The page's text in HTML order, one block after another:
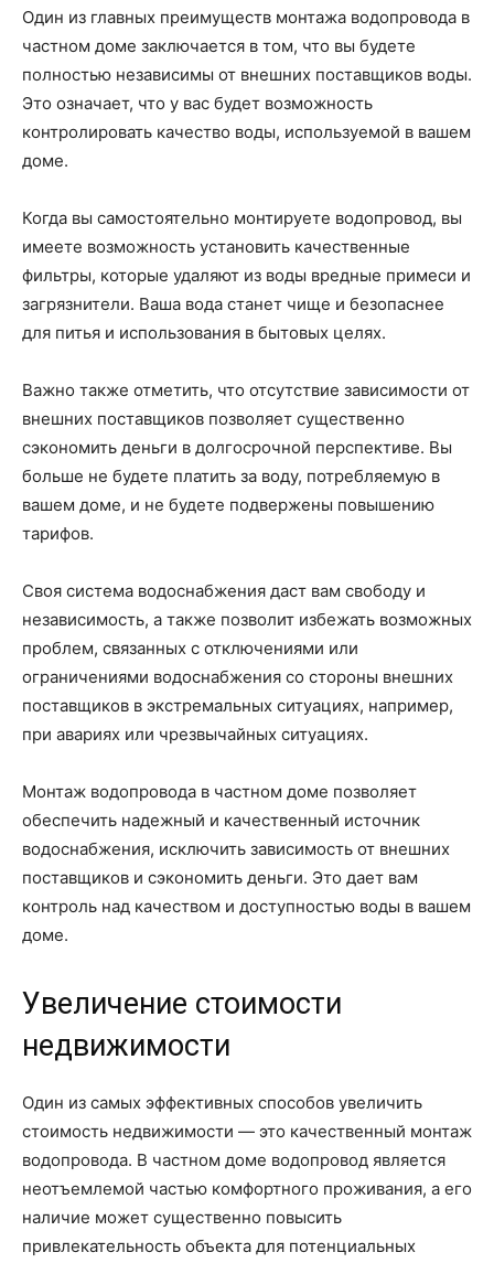
Один из главных преимуществ монтажа водопровода в
частном доме заключается в том, что вы будете
полностью независимы от внешних поставщиков воды.
Это означает, что у вас будет возможность
контролировать качество воды, используемой в вашем
доме.
Когда вы самостоятельно монтируете водопровод, вы
имеете возможность установить качественные
фильтры, которые удаляют из воды вредные примеси и
загрязнители. Ваша вода станет чище и безопаснее
для питья и использования в бытовых целях.
Важно также отметить, что отсутствие зависимости от
внешних поставщиков позволяет существенно
сэкономить деньги в долгосрочной перспективе. Вы
больше не будете платить за воду, потребляемую в
вашем доме, и не будете подвержены повышению
тарифов.
Своя система водоснабжения даст вам свободу и
независимость, а также позволит избежать возможных
проблем, связанных с отключениями или
ограничениями водоснабжения со стороны внешних
поставщиков в экстремальных ситуациях, например,
при авариях или чрезвычайных ситуациях.
Монтаж водопровода в частном доме позволяет
обеспечить надежный и качественный источник
водоснабжения, исключить зависимость от внешних
поставщиков и сэкономить деньги. Это дает вам
контроль над качеством и доступностью воды в вашем
доме.
Увеличение стоимости
недвижимости
Один из самых эффективных способов увеличить
стоимость недвижимости — это качественный монтаж
водопровода. В частном доме водопровод является
неотъемлемой частью комфортного проживания, а его
наличие может существенно повысить
привлекательность объекта для потенциальных